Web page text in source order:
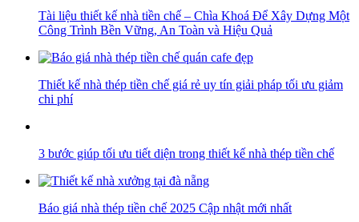
Tài liệu thiết kế nhà tiền chế – Chìa Khoá Để Xây Dựng Một
Công Trình Bền Vững, An Toàn và Hiệu Quả
Thiết kế nhà thép tiền chế giá rẻ uy tín giải pháp tối ưu giảm
chi phí
3 bước giúp tối ưu tiết diện trong thiết kế nhà thép tiền chế
Báo giá nhà thép tiền chế 2025 Cập nhật mới nhất